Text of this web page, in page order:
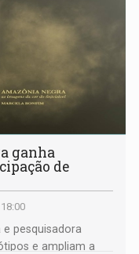
ganha
de
pesquisadora
e ampliam a